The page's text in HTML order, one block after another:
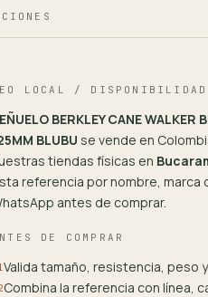
LOCAL / DISPONIBILIDAD
BERKLEY CANE
BLUBU se vende en
tiendas físicas en
referencia por nombre, marca
antes de comprar.
DE COMPRAR
Valida tamaño, resistencia, peso
Combina la referencia con línea,